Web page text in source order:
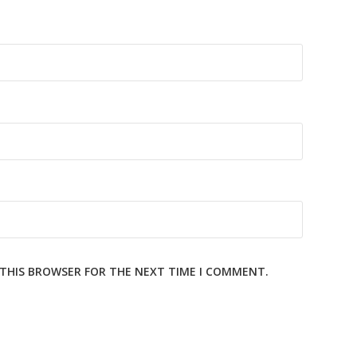
BROWSER FOR THE NEXT TIME I COMMENT.